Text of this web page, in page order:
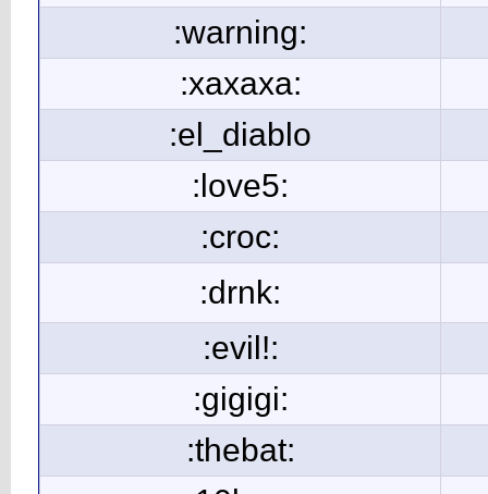
:warning:
:xaxaxa:
:el_diablo
:love5:
:croc:
:drnk:
:evil!:
:gigigi:
:thebat: